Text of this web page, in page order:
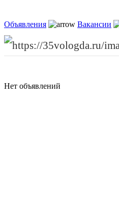
Объявления Вакансии
Нет объявлений